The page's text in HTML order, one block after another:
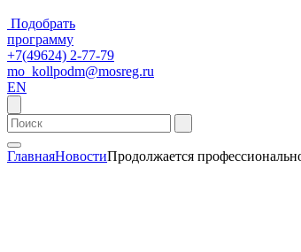
Подобрать
программу
+7(49624) 2-77-79
mo_kollpodm@mosreg.ru
EN
ГлавнаяНовостиПродолжается